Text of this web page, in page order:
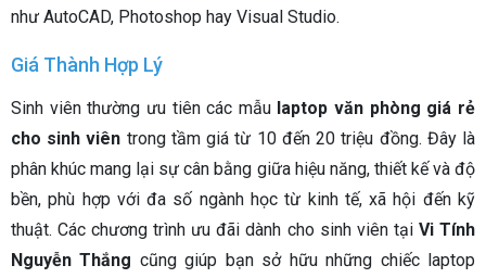
như AutoCAD, Photoshop hay Visual Studio.
Giá Thành Hợp Lý
Sinh viên thường ưu tiên các mẫu laptop văn phòng giá rẻ
cho sinh viên trong tầm giá từ 10 đến 20 triệu đồng. Đây là
phân khúc mang lại sự cân bằng giữa hiệu năng, thiết kế và độ
bền, phù hợp với đa số ngành học từ kinh tế, xã hội đến kỹ
thuật. Các chương trình ưu đãi dành cho sinh viên tại Vi Tính
Nguyễn Thắng cũng giúp bạn sở hữu những chiếc laptop